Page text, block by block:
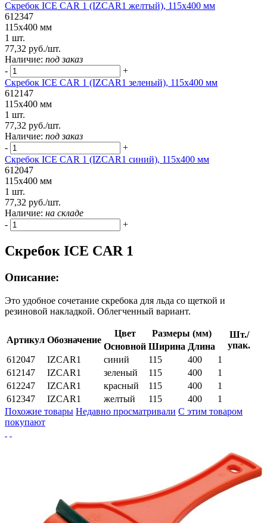
Скребок ICE CAR 1 (IZCAR1 желтый), 115x400 мм
612347
115x400 мм
1 шт.
77,32 руб./шт.
Наличие: под заказ
-
+
Скребок ICE CAR 1 (IZCAR1 зеленый), 115x400 мм
612147
115x400 мм
1 шт.
77,32 руб./шт.
Наличие: под заказ
-
+
Скребок ICE CAR 1 (IZCAR1 синий), 115x400 мм
612047
115x400 мм
1 шт.
77,32 руб./шт.
Наличие: на складе
-
+
Скребок ICE CAR 1
Описание:
Это удобное сочетание скребока для льда со щеткой и
резиновой накладкой. Облегченный вариант.
Артикул Обозначение
Цвет Размеры (мм)
Шт./
упак.
Основной Ширина Длина
612047
IZCAR1 синий 115 400
1
612147
IZCAR1 зеленый 115 400
1
612247
IZCAR1 красный 115 400
1
612347
IZCAR1 желтый 115 400
1
Похожие товары Недавно просматривали С этим товаром
покупают